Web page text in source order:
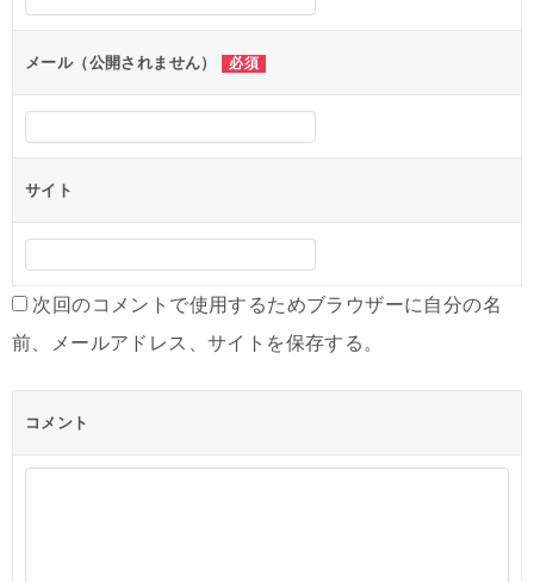
ョ
ンメール（公開されません） 必須
サイト
次回のコメントで使用するためブラウザーに自分の名
前、メールアドレス、サイトを保存する。
コメント